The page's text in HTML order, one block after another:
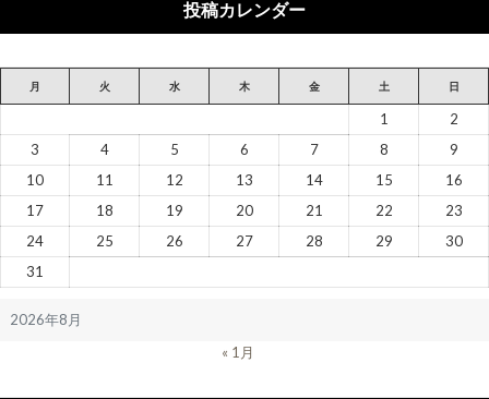
投稿カレンダー
2026年8月
月 火 水 木 金 土 日
1
2
3
4 5 6 7 8
9
10
11 12 13 14 15
16
17
18 19 20 21 22
23
24
25 26 27 28 29
30
31
« 1月